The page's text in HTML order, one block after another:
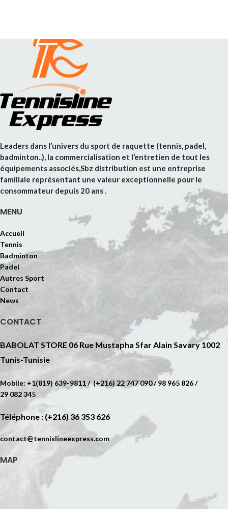
Leaders dans l’univers du sport de raquette (tennis, padel,
badminton..), la commercialisation et l’entretien de tout les
équipements associés,Sbz distribution est une entreprise
familiale représentant une valeur exceptionnelle pour le
consommateur depuis 20 ans .
MENU
Accueil
Tennis
Badminton
Padel
Autres Sport
Contact
News
CONTACT
BABOLAT STORE 06 Rue Mustapha Sfar Alain Savary 1002
Tunis-Tunisie
Mobile: +1(819) 639-9811 / (+216) 22 747 090 / 98 965 826 /
29 082 345
Téléphone : (+216) 36 353 626
contact@tennislineexpress.com
MAP